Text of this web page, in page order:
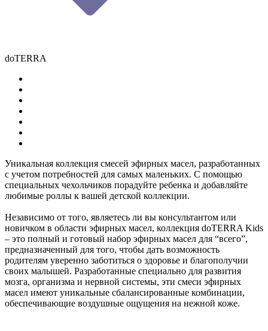
doTERRA
Уникальная коллекция смесей эфирных масел, разработанных
с учетом потребностей для самых маленьких. С помощью
специальных чехольчиков порадуйте ребенка и добавляйте
любимые роллы к вашей детской коллекции.
Независимо от того, являетесь ли вы консультантом или
новичком в области эфирных масел, коллекция doTERRA Kids
– это полный и готовый набор эфирных масел для “всего”,
предназначенный для того, чтобы дать возможность
родителям уверенно заботиться о здоровье и благополучии
своих малышей. Разработанные специально для развития
мозга, организма и нервной системы, эти смеси эфирных
масел имеют уникальные сбалансированные комбинации,
обеспечивающие воздушные ощущения на нежной коже.